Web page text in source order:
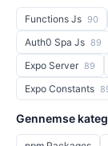
Functions Js 90
Auth0 Spa Js 89
Expo Server 89
Expo Constants
Gennemse